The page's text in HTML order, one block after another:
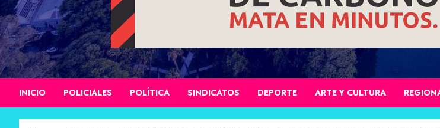
INICIO POLICIALES POLÍTICA SINDICATOS DEPORTE ARTE Y CULTURA